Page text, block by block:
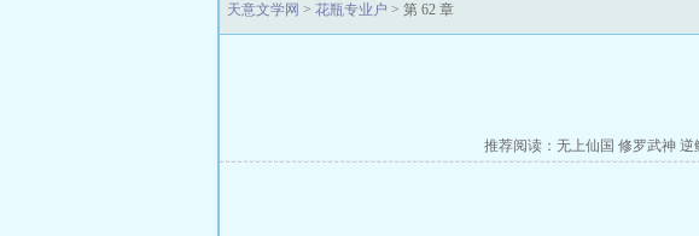
天意文学网 > 花瓶专业户 > 第 62 章
推荐阅读： 无上仙国 修罗武神 逆